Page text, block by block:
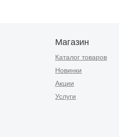
Магазин
Каталог товаров
Новинки
Акции
Услуги